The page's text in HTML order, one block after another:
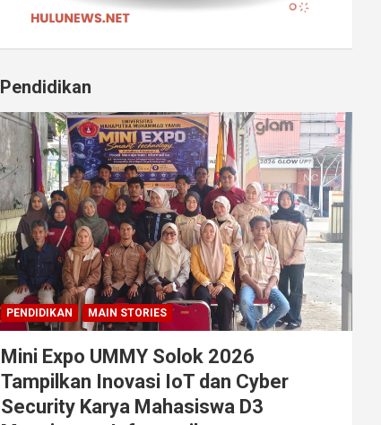
Pendidikan
PENDIDIKAN MAIN STORIES
Mini Expo UMMY Solok 2026
Tampilkan Inovasi IoT dan Cyber
Security Karya Mahasiswa D3